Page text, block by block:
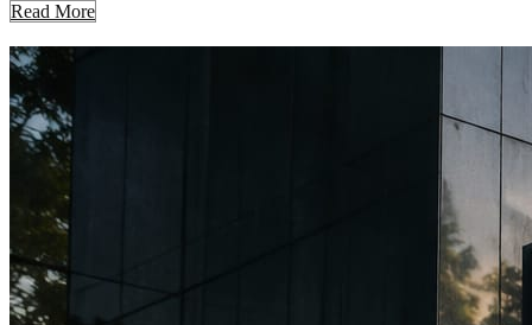
Read More